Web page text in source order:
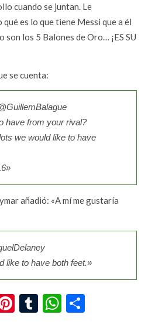
cuando se juntan. Le
es lo que tiene Messi que a él
son los 5 Balones de Oro… ¡ES SU
se cuenta:
have from your rival?
we would like to have
añadió: «A mí me gustaría
‏@MiguelDelaney
like to have both feet.»
Pinterest
TumblrWhatsApp